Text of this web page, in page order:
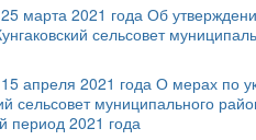
марта 2021 года Об
сельсовет
апреля 2021 года О мерах по
сельсовет муниципального
период 2021 года